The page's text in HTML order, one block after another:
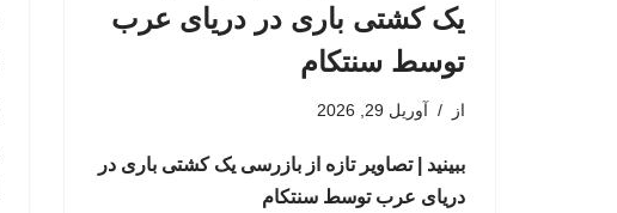
یک کشتی باری در دریای عرب
توسط سنتکام
از آوریل 29, 2026
ببینید | تصاویر تازه از بازرسی یک کشتی باری در
دریای عرب توسط سنتکام